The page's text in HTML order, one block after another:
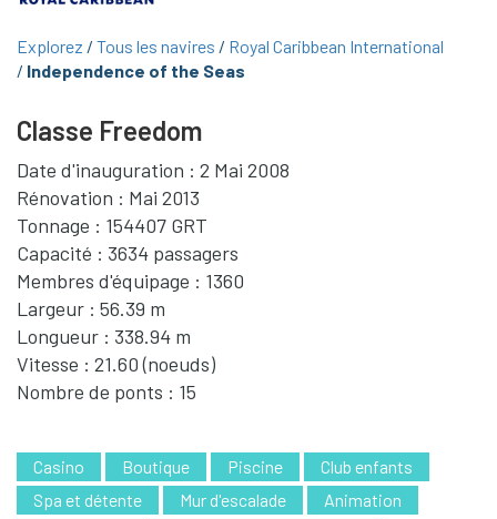
Explorez Tous les navires
Royal Caribbean International
Independence of the Seas
Classe Freedom
Date d'inauguration : 2 Mai 2008
Rénovation : Mai 2013
Tonnage : 154407 GRT
Capacité : 3634 passagers
Membres d'équipage : 1360
Largeur : 56.39 m
Longueur : 338.94 m
Vitesse : 21.60 (noeuds)
Nombre de ponts : 15
Casino Boutique Piscine
Club enfants
Spa et détente
Mur d'escalade
Animation